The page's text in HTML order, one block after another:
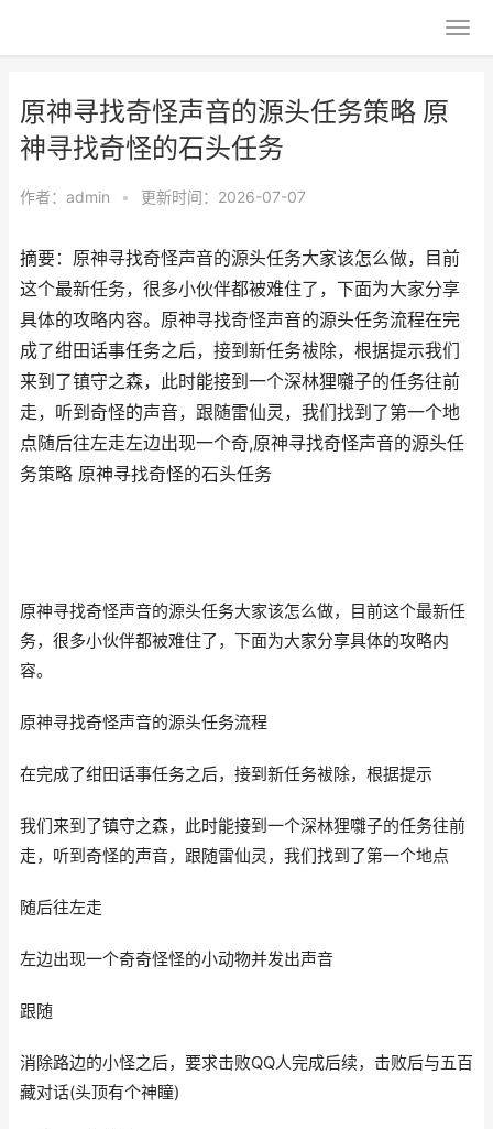
原神寻找奇怪声音的源头任务策略 原
神寻找奇怪的石头任务
作者： admin • 更新时间：2026-07-07
摘要：原神寻找奇怪声音的源头任务大家该怎么做，目前
这个最新任务，很多小伙伴都被难住了，下面为大家分享
具体的攻略内容。原神寻找奇怪声音的源头任务流程在完
成了绀田话事任务之后，接到新任务袚除，根据提示我们
来到了镇守之森，此时能接到一个深林狸囃子的任务往前
走，听到奇怪的声音，跟随雷仙灵，我们找到了第一个地
点随后往左走左边出现一个奇,原神寻找奇怪声音的源头任
务策略 原神寻找奇怪的石头任务
原神寻找奇怪声音的源头任务大家该怎么做，目前这个最新任
务，很多小伙伴都被难住了，下面为大家分享具体的攻略内
容。
原神寻找奇怪声音的源头任务流程
在完成了绀田话事任务之后，接到新任务袚除，根据提示
我们来到了镇守之森，此时能接到一个深林狸囃子的任务往前
走，听到奇怪的声音，跟随雷仙灵，我们找到了第一个地点
随后往左走
左边出现一个奇奇怪怪的小动物并发出声音
跟随
消除路边的小怪之后，要求击败QQ人完成后续，击败后与五百
藏对话(头顶有个神瞳)